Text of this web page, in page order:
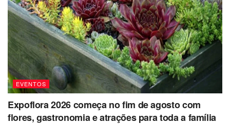
EVENTOS
Expoflora 2026 começa no fim de agosto com
flores, gastronomia e atrações para toda a família